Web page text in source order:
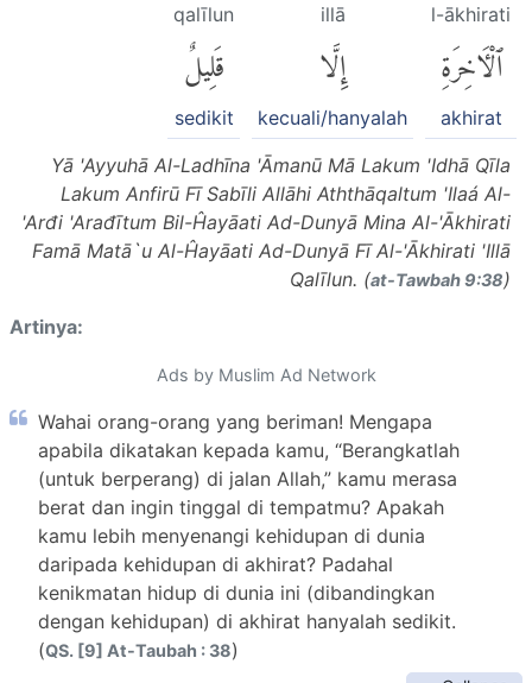
l-ākhirati
ٱلْءَاخِرَةِ
akhirat
illā
إِلَّا
kecuali/hanyalah
qalīlun
قَلِيلٌ
sedikit
Yā 'Ayyuhā Al-Ladhīna 'Āmanū Mā Lakum 'Idhā Qīla
Lakum Anfirū Fī Sabīli Allāhi Aththāqaltum 'Ilaá Al-
'Arđi 'Arađītum Bil-Ĥayāati Ad-Dunyā Mina Al-'Ākhirati
Famā Matā`u Al-Ĥayāati Ad-Dunyā Fī Al-'Ākhirati 'Illā
Qalīlun. (at-Tawbah 9:38)
Artinya:
Ads by Muslim Ad Network
Wahai orang-orang yang beriman! Mengapa
apabila dikatakan kepada kamu, “Berangkatlah
(untuk berperang) di jalan Allah,” kamu merasa
berat dan ingin tinggal di tempatmu? Apakah
kamu lebih menyenangi kehidupan di dunia
daripada kehidupan di akhirat? Padahal
kenikmatan hidup di dunia ini (dibandingkan
dengan kehidupan) di akhirat hanyalah sedikit.
(QS. [9] At-Taubah : 38)